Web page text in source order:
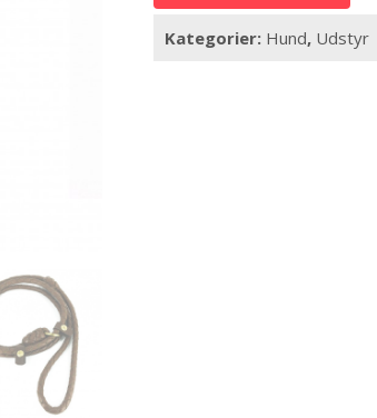
Kategorier: Hund, Udstyr